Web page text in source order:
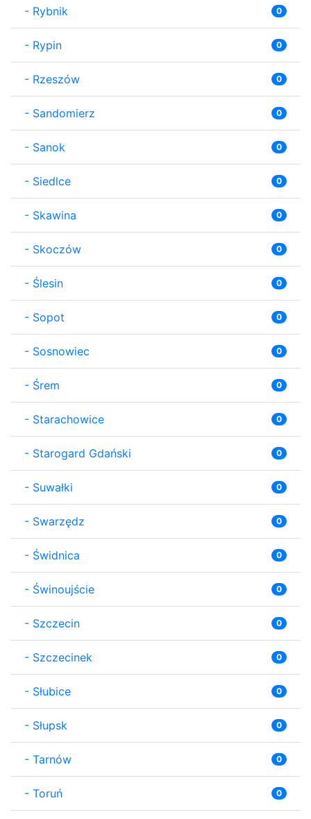
- Rybnik 0
- Rypin 0
- Rzeszów 0
- Sandomierz 0
- Sanok 0
- Siedlce 0
- Skawina 0
- Skoczów 0
- Ślesin 0
- Sopot 0
- Sosnowiec 0
- Śrem 0
- Starachowice 0
- Starogard Gdański 0
- Suwałki 0
- Swarzędz 0
- Świdnica 0
- Świnoujście 0
- Szczecin 0
- Szczecinek 0
- Słubice 0
- Słupsk 0
- Tarnów 0
- Toruń 0